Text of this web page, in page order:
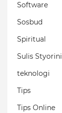
Software
Sosbud
Spiritual
Sulis Styorini
teknologi
Tips
Tips Online